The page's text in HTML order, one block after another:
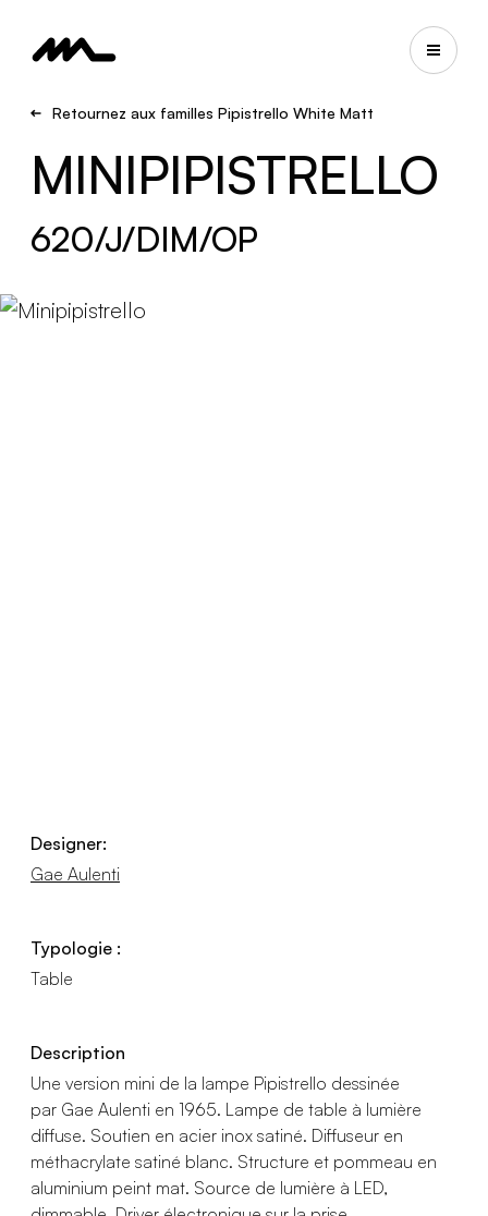
Retournez aux familles Pipistrello White Matt
MINIPIPISTRELLO
620/J/DIM/OP
Designer:
Gae Aulenti
Typologie :
Table
Description
Une version mini de la lampe Pipistrello dessinée
par Gae Aulenti en 1965. Lampe de table à lumière
diffuse. Soutien en acier inox satiné. Diffuseur en
méthacrylate satiné blanc. Structure et pommeau en
aluminium peint mat. Source de lumière à LED,